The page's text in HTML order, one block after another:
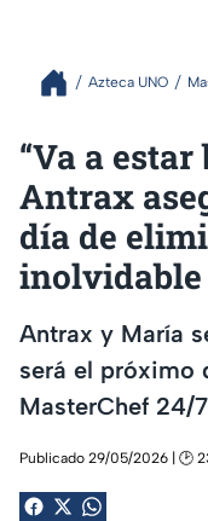
Azteca UNO
“Va a
Antrax
día de
inolvidable
Antrax y María
será el próximo
MasterChef 24/
Publicado 29/05/2026 | 🕑